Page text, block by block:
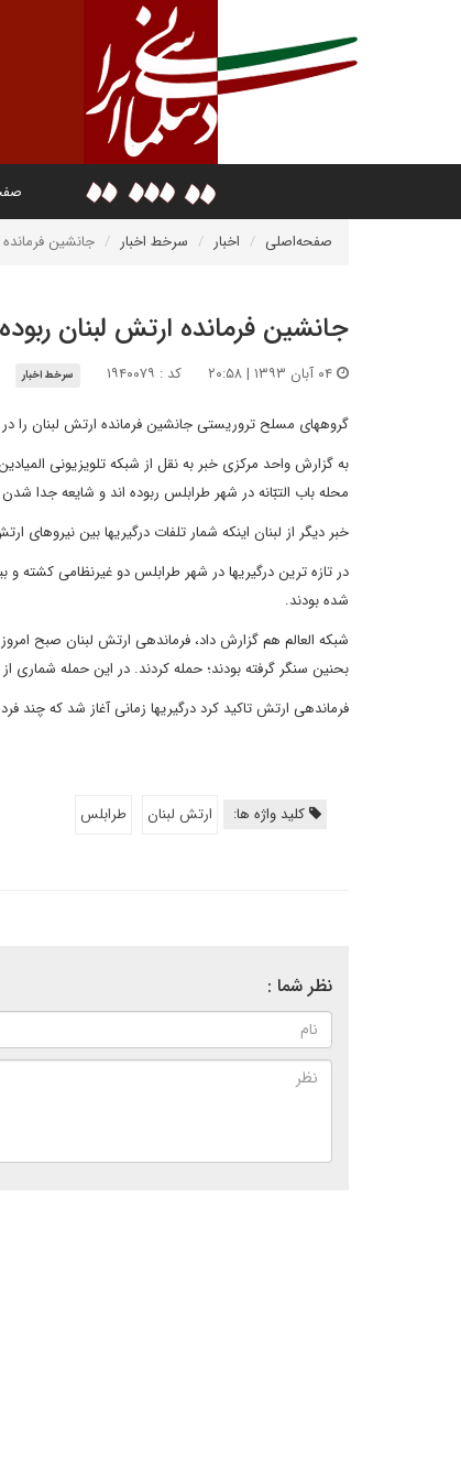
صفحه‌اصلی اخبار سرخط اخبار جانشین
جانشین فرمانده ارتش لبنان
کد : ۱۹۴۰۰۷۹ سرخط اخبار
گروههای مسلح تروریستی جانشین فرمانده ارتش لبنان را
به گزارش واحد مرکزی خبر به نقل از شبکه تلویزیونی
محله باب التبّانه در شهر طرابلس ربوده اند و شایعه جدا
خبر دیگر از لبنان اینکه شمار تلفات درگیریها بین
در تازه ترین درگیریها در شهر طرابلس دو غیرنظامی
شده بودند.
شبکه العالم هم گزارش داد، فرماندهی ارتش لبنان صبح
بحنین سنگر گرفته بودند؛ حمله کردند. در این حمله
فرماندهی ارتش تاکید کرد درگیریها زمانی آغاز شد که چند
کلید واژه ها: ارتش لبنان طرابلس
نظر شما :